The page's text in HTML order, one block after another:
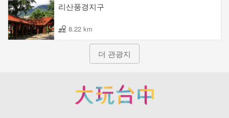
리산풍경지구
8.22 km
더 관광지